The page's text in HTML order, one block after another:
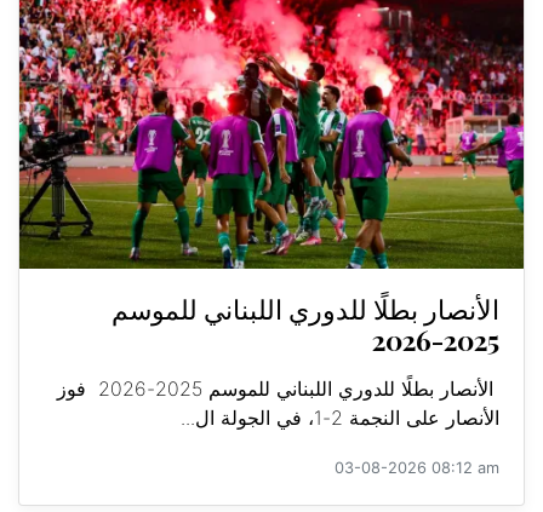
الأنصار بطلًا للدوري اللبناني للموسم
2025-2026
الأنصار بطلًا للدوري اللبناني للموسم 2025-2026 فوز
الأنصار على النجمة 2-1، في الجولة ال...
03-08-2026 08:12 am